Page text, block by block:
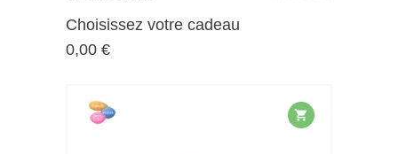
Choisissez votre cadeau
0,00 €